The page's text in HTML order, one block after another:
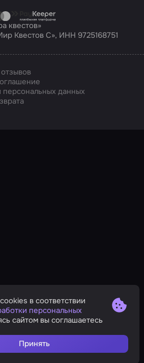
квестов»
Квестов С», ИНН 9725168751
персональных данных
в соответствии
персональных
сайтом вы соглашаетесь
Принять